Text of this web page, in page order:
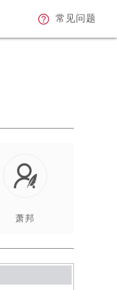
常见问题
萧邦